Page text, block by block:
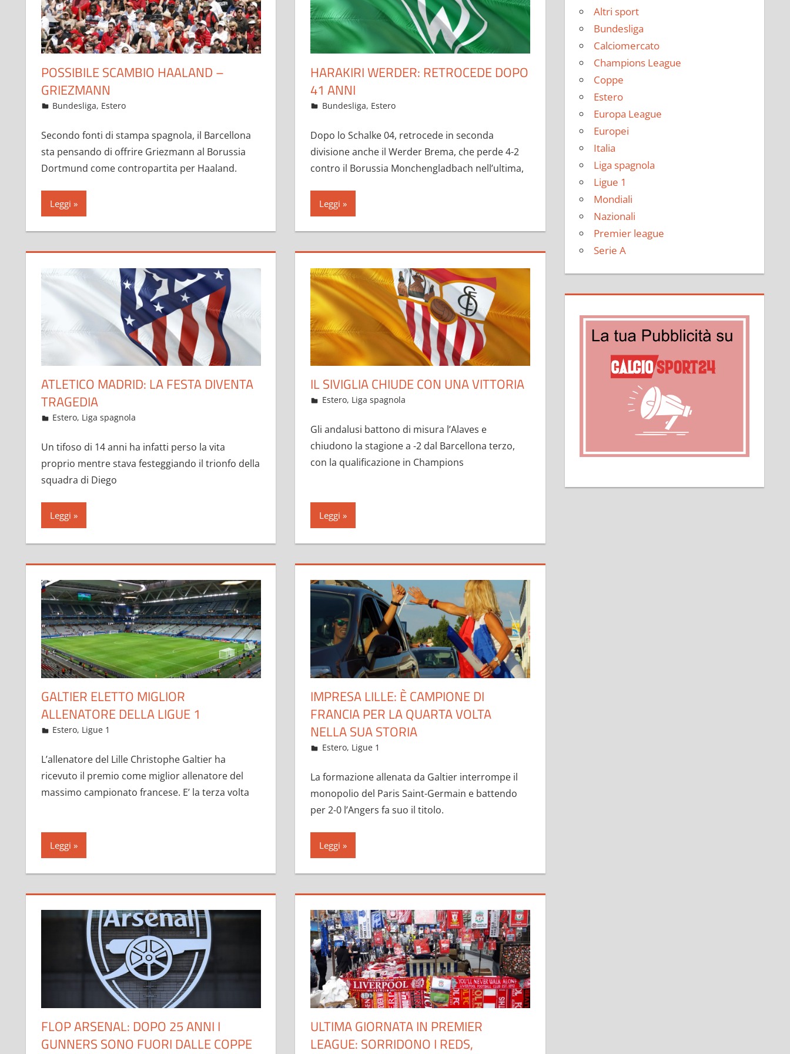
POSSIBILE SCAMBIO HAALAND –
GRIEZMANN
Maggio 25, 2021
admin
Bundesliga, Estero
Secondo fonti di stampa spagnola, il Barcellona
sta pensando di offrire Griezmann al Borussia
Dortmund come contropartita per Haaland.
Leggi
HARAKIRI WERDER: RETROCEDE DOPO
41 ANNI
Maggio 25, 2021
admin
Bundesliga, Estero
Dopo lo Schalke 04, retrocede in seconda
divisione anche il Werder Brema, che perde 4-2
contro il Borussia Monchengladbach nell’ultima,
Leggi
ATLETICO MADRID: LA FESTA DIVENTA
TRAGEDIA
Maggio 24, 2021
admin
Estero, Liga spagnola
Un tifoso di 14 anni ha infatti perso la vita
proprio mentre stava festeggiando il trionfo della
squadra di Diego
Leggi
IL SIVIGLIA CHIUDE CON UNA VITTORIA
Maggio 24, 2021
admin
Estero, Liga spagnola
Gli andalusi battono di misura l’Alaves e
chiudono la stagione a -2 dal Barcellona terzo,
con la qualificazione in Champions
Leggi
GALTIER ELETTO MIGLIOR
ALLENATORE DELLA LIGUE 1
Maggio 24, 2021
admin
Estero, Ligue 1
L’allenatore del Lille Christophe Galtier ha
ricevuto il premio come miglior allenatore del
massimo campionato francese. E’ la terza volta
Leggi
IMPRESA LILLE: È CAMPIONE DI
FRANCIA PER LA QUARTA VOLTA
NELLA SUA STORIA
Maggio 24, 2021
admin
Estero, Ligue 1
La formazione allenata da Galtier interrompe il
monopolio del Paris Saint-Germain e battendo
per 2-0 l’Angers fa suo il titolo.
Leggi
FLOP ARSENAL: DOPO 25 ANNI I
GUNNERS SONO FUORI DALLE COPPE
ULTIMA GIORNATA IN PREMIER
LEAGUE: SORRIDONO I REDS,
Altri sport
Bundesliga
Calciomercato
Champions League
Coppe
Estero
Europa League
Europei
Italia
Liga spagnola
Ligue 1
Mondiali
Nazionali
Premier league
Serie A